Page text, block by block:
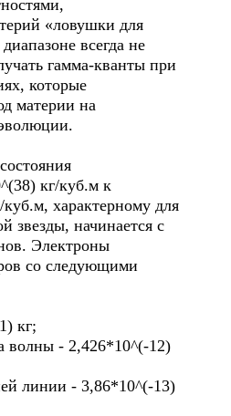
«ловушки для
всегда не
гамма-кванты при
которые
материи на
кг/куб.м к
характерному для
звезды, начинается с
Электроны
со следующими
кг;
волны - 2,426*10^(-12)
линии - 3,86*10^(-13)